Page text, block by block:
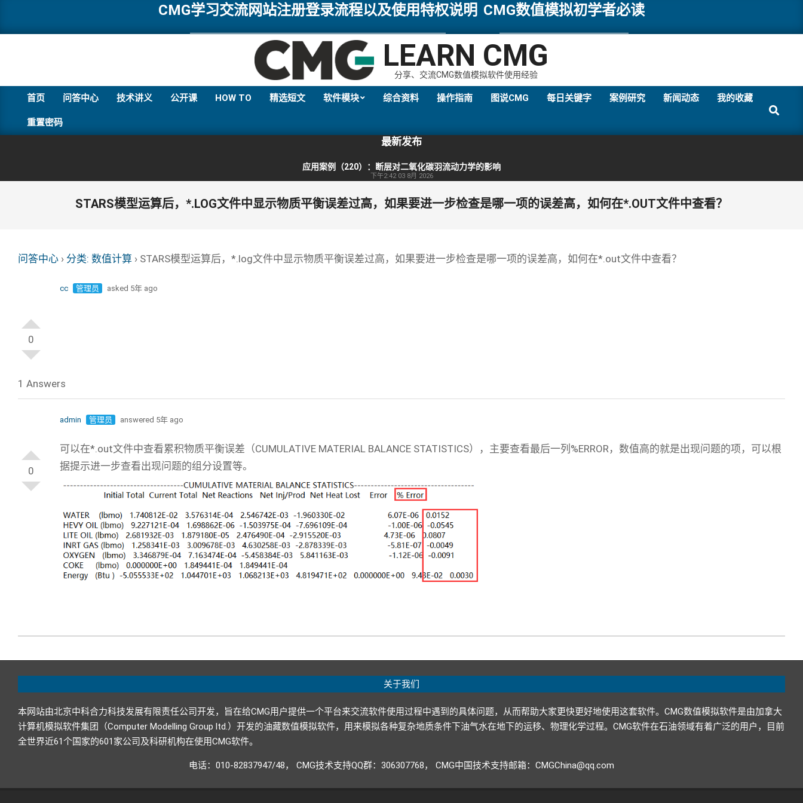
content
CMG学习交流网站注册登录流程以及使用特权说明 CMG数值模拟初学者必读
LEARN CMG
分享、交流CMG数值模拟软件使用经验
Menu
首页 问答中心 技术讲义 公开课 HOW TO 精选短文 软件模块 综合资料 操作指南 图说CMG 每日关键字 案例研究 新闻动态 我的收藏
重置密码
Search
最新发布
应用案例（220）：断层对二氧化碳羽流动力学的影响
下午2:42 03 8月 2026
STARS模型运算后，*.LOG文件中显示物质平衡误差过高，如果要进一步检查是哪一项的误差高，如何在*.OUT文件中查看？
问答中心 › 分类: 数值计算 › STARS模型运算后，*.log文件中显示物质平衡误差过高，如果要进一步检查是哪一项的误差高，如何在*.out文件中查看？
0
cc 管理员 asked 5年 ago
1 Answers
0
admin 管理员 answered 5年 ago
可以在*.out文件中查看累积物质平衡误差（CUMULATIVE MATERIAL BALANCE STATISTICS），主要查看最后一列%ERROR，数值高的就是出现问题的项，可以根
据提示进一步查看出现问题的组分设置等。
01-
关于我们
本网站由北京中科合力科技发展有限责任公司开发，旨在给CMG用户提供一个平台来交流软件使用过程中遇到的具体问题，从而帮助大家更快更好地使用这套软件。CMG数值模拟软件是由加拿大
计算机模拟软件集团（Computer Modelling Group ltd.）开发的油藏数值模拟软件，用来模拟各种复杂地质条件下油气水在地下的运移、物理化学过程。CMG软件在石油领域有着广泛的用户，目前
全世界近61个国家的601家公司及科研机构在使用CMG软件。
电话：010-82837947/48， CMG技术支持QQ群：306307768， CMG中国技术支持邮箱：CMGChina@qq.com